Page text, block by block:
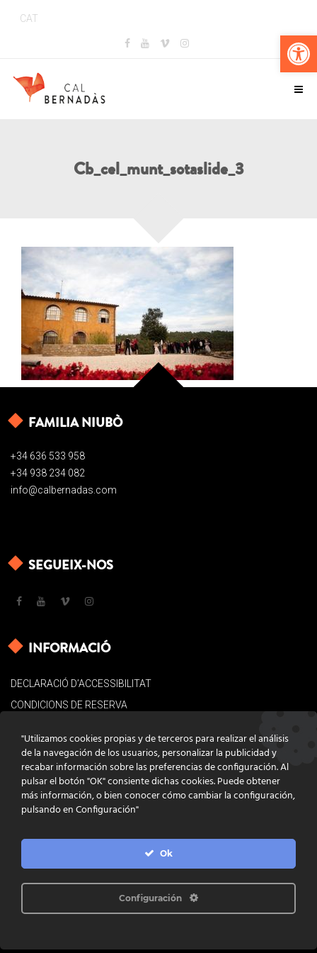
CAT
Cb_cel_munt_sotaslide_3
FAMILIA NIUBÒ
+34 636 533 958
+34 938 234 082
info@calbernadas.com
SEGUEIX-NOS
INFORMACIÓ
DECLARACIÓ D’ACCESSIBILITAT
CONDICIONS DE RESERVA
POLÍTICA DE COOKIES
CONTACTE
PROGRAMACIÓ INFOACTIVA'T
"Utilizamos cookies propias y de terceros para realizar el análisis
de la navegación de los usuarios, personalizar la publicidad y
recabar información sobre las preferencias de configuración. Al
pulsar el botón "OK" consiente dichas cookies. Puede obtener
más información, o bien conocer cómo cambiar la configuración,
pulsando en Configuración"
Ok
Configuración